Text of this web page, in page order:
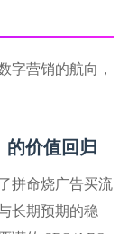
字营销的航向，
的价值回归
拼命烧广告买流
长期预期的稳